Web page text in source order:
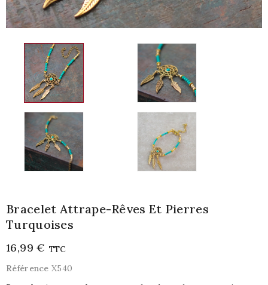
Bracelet Attrape-Rêves Et Pierres
Turquoises
16,99 € TTC
Référence X540